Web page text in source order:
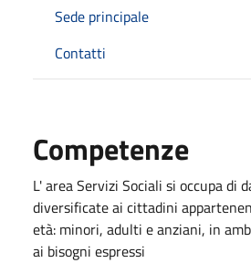
Sede principale
Contatti
Competenze
L' area Servizi Sociali si occupa di
diversificate ai cittadini
età: minori, adulti e anziani, in
ai bisogni espressi